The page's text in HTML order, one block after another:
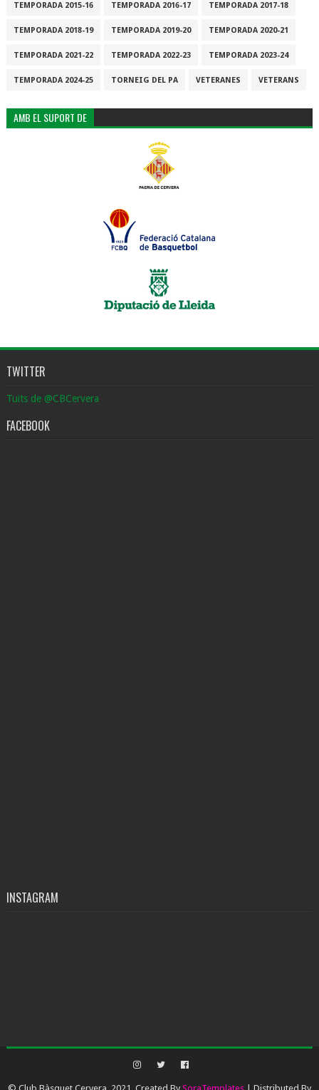
TEMPORADA 2015-16 TEMPORADA 2016-17 TEMPORADA 2017-18
TEMPORADA 2018-19 TEMPORADA 2019-20 TEMPORADA 2020-21
TEMPORADA 2021-22 TEMPORADA 2022-23 TEMPORADA 2023-24
TEMPORADA 2024-25 TORNEIG DEL PA VETERANES VETERANS
AMB EL SUPORT DE
TWITTER
Tuits de @CBCervera
FACEBOOK
INSTAGRAM